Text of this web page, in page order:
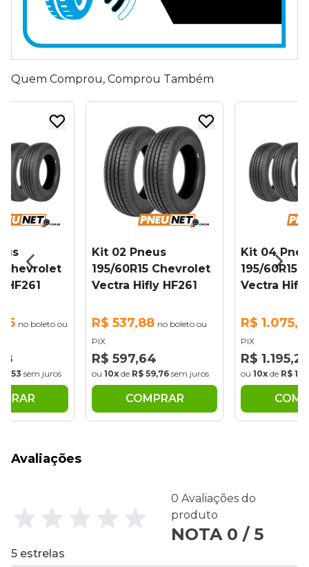
Quem Comprou, Comprou Também
Chevrolet
no boleto ou
sem juros
Kit 02 Pneus
195/60R15 Chevrolet
Vectra Hifly HF261
R$ 537,88 no boleto ou
PIX
R$ 597,64
ou 10x de R$ 59,76 sem juros
COMPRAR
Kit 04
195/60R15
Vectra Hifly
R$
PIX
R$
ou 10x de R$
Avaliações
0 Avaliações do
produto
NOTA 0 / 5
5 estrelas